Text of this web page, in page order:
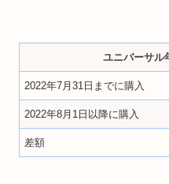
ユニバーサル
2022年7月31日までに購入
2022年8月1日以降に購入
差額